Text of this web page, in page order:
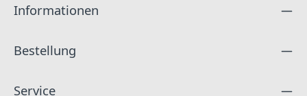
Informationen
Bestellung
Service